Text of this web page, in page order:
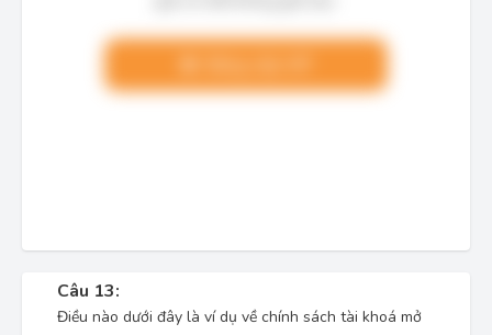
Câu 13:
Điều nào dưới đây là ví dụ về chính sách tài khoá mở